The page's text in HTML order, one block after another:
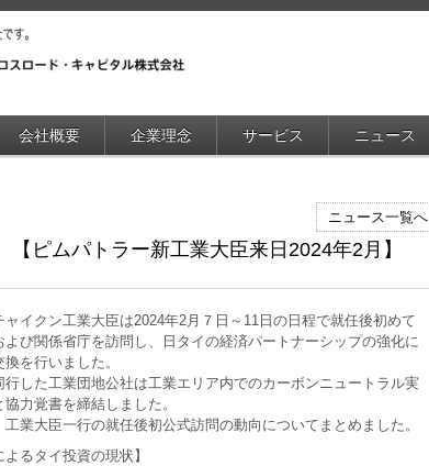
会社概要 企業理念 サービス ニュース
ニュース一覧へ
ピムパトラー新工業大臣来日2024年2月】
ャイクン工業大臣は2024年2月７日～11日の日程で就任後初めて
び関係省庁を訪問し、日タイの経済パートナーシップの強化に
を行いました。
行した工業団地公社は工業エリア内でのカーボンニュートラル実
力覚書を締結しました。
業大臣一行の就任後初公式訪問の動向についてまとめました。
るタイ投資の現状】